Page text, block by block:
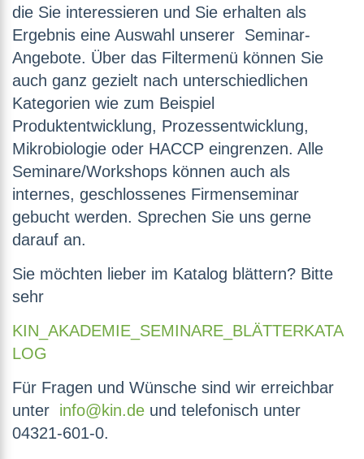
die Sie interessieren und Sie erhalten als
Ergebnis eine Auswahl unserer Seminar-
Angebote. Über das Filtermenü können Sie
auch ganz gezielt nach unterschiedlichen
Kategorien wie zum Beispiel
Produktentwicklung, Prozessentwicklung,
Mikrobiologie oder HACCP eingrenzen. Alle
Seminare/Workshops können auch als
internes, geschlossenes Firmenseminar
gebucht werden. Sprechen Sie uns gerne
darauf an.
Sie möchten lieber im Katalog blättern? Bitte
sehr
KIN_AKADEMIE_SEMINARE_BLÄTTERKATA
LOG
Für Fragen und Wünsche sind wir erreichbar
unter info@kin.de und telefonisch unter
04321-601-0.